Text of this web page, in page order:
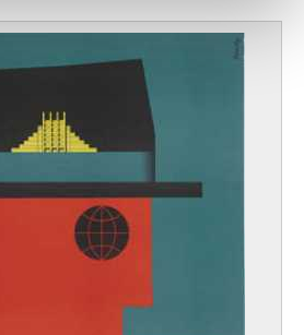
qui peuvent combiner celles-ci
que vous leur avez fournies
lors de votre utilisation de leurs